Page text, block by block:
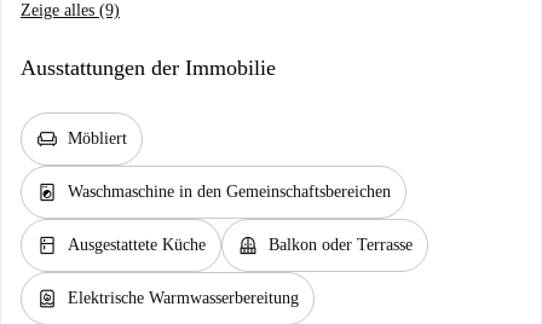
Zeige alles (9)
Ausstattungen der Immobilie
chair Möbliert
local_laundry_service Waschmaschine in den Gemeinschaftsbereichen
kitchen Ausgestattete Küche balcony Balkon oder Terrasse
water_heater Elektrische Warmwasserbereitung